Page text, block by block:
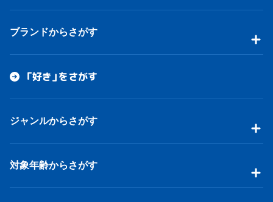
ブランドからさがす
「好き」をさがす
ジャンルからさがす
対象年齢からさがす